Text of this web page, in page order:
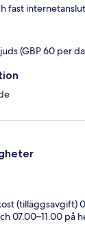
fast
(GBP 60 per
(tilläggsavgift)
07.00–11.00 på